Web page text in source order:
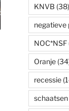
KNVB (38)
negatieve
NOC*NSF
Oranje
recessie
schaatsen